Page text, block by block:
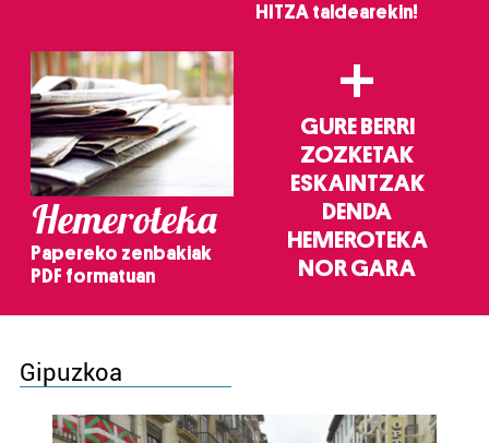
HITZA taldearekin!
Hemeroteka
Papereko zenbakiak
PDF formatuan
+
GURE BERRI
ZOZKETAK
ESKAINTZAK
DENDA
HEMEROTEKA
NOR GARA
Gipuzkoa